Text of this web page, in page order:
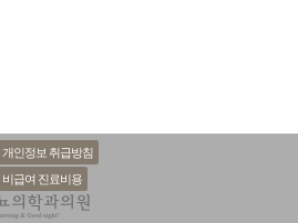
개인정보 취급방침
비급여 진료비용